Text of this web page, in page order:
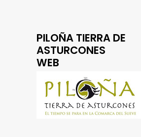
PILOÑA TIERRA DE
ASTURCONES
WEB